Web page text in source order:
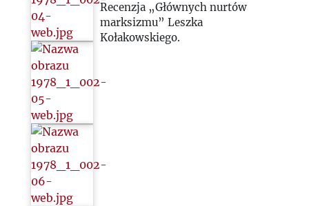
Recenzja „Głównych nurtów
marksizmu” Leszka
Kołakowskiego.